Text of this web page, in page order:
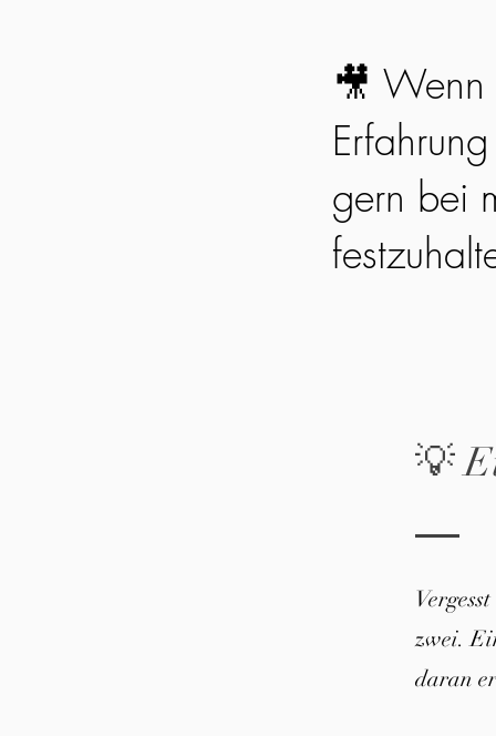
🎥
gern bei
💡
zwei.
daran